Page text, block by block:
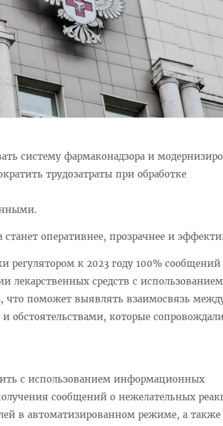
систему фармаконадзора и
трудозатраты при обработке
оперативнее, прозрачнее и
регулятором к 2023 году 100% сообщений
лекарственных средств с использованием
что поможет выявлять взаимосвязь
обстоятельствами, которые
с использованием информационных
сообщений о нежелательных
в автоматизированном режиме, а также